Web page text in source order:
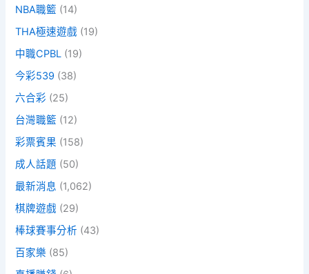
NBA職籃 (14)
THA極速遊戲 (19)
中職CPBL (19)
今彩539 (38)
六合彩 (25)
台灣職籃 (12)
彩票賓果 (158)
成人話題 (50)
最新消息 (1,062)
棋牌遊戲 (29)
棒球賽事分析 (43)
百家樂 (85)